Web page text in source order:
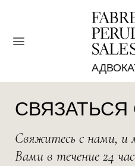
content
Свяжитесь с нами, и
Вами в течение 24